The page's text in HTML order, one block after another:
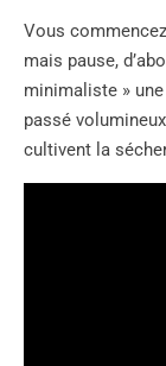
Vous
mais pause,
minimaliste »
passé
cultivent la